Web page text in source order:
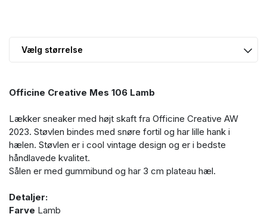
Officine Creative Mes 106 Lamb
Lækker sneaker med højt skaft fra Officine Creative AW
2023. Støvlen bindes med snøre fortil og har lille hank i
hælen. Støvlen er i cool vintage design og er i bedste
håndlavede kvalitet.
Sålen er med gummibund og har 3 cm plateau hæl.
Detaljer:
Farve Lamb